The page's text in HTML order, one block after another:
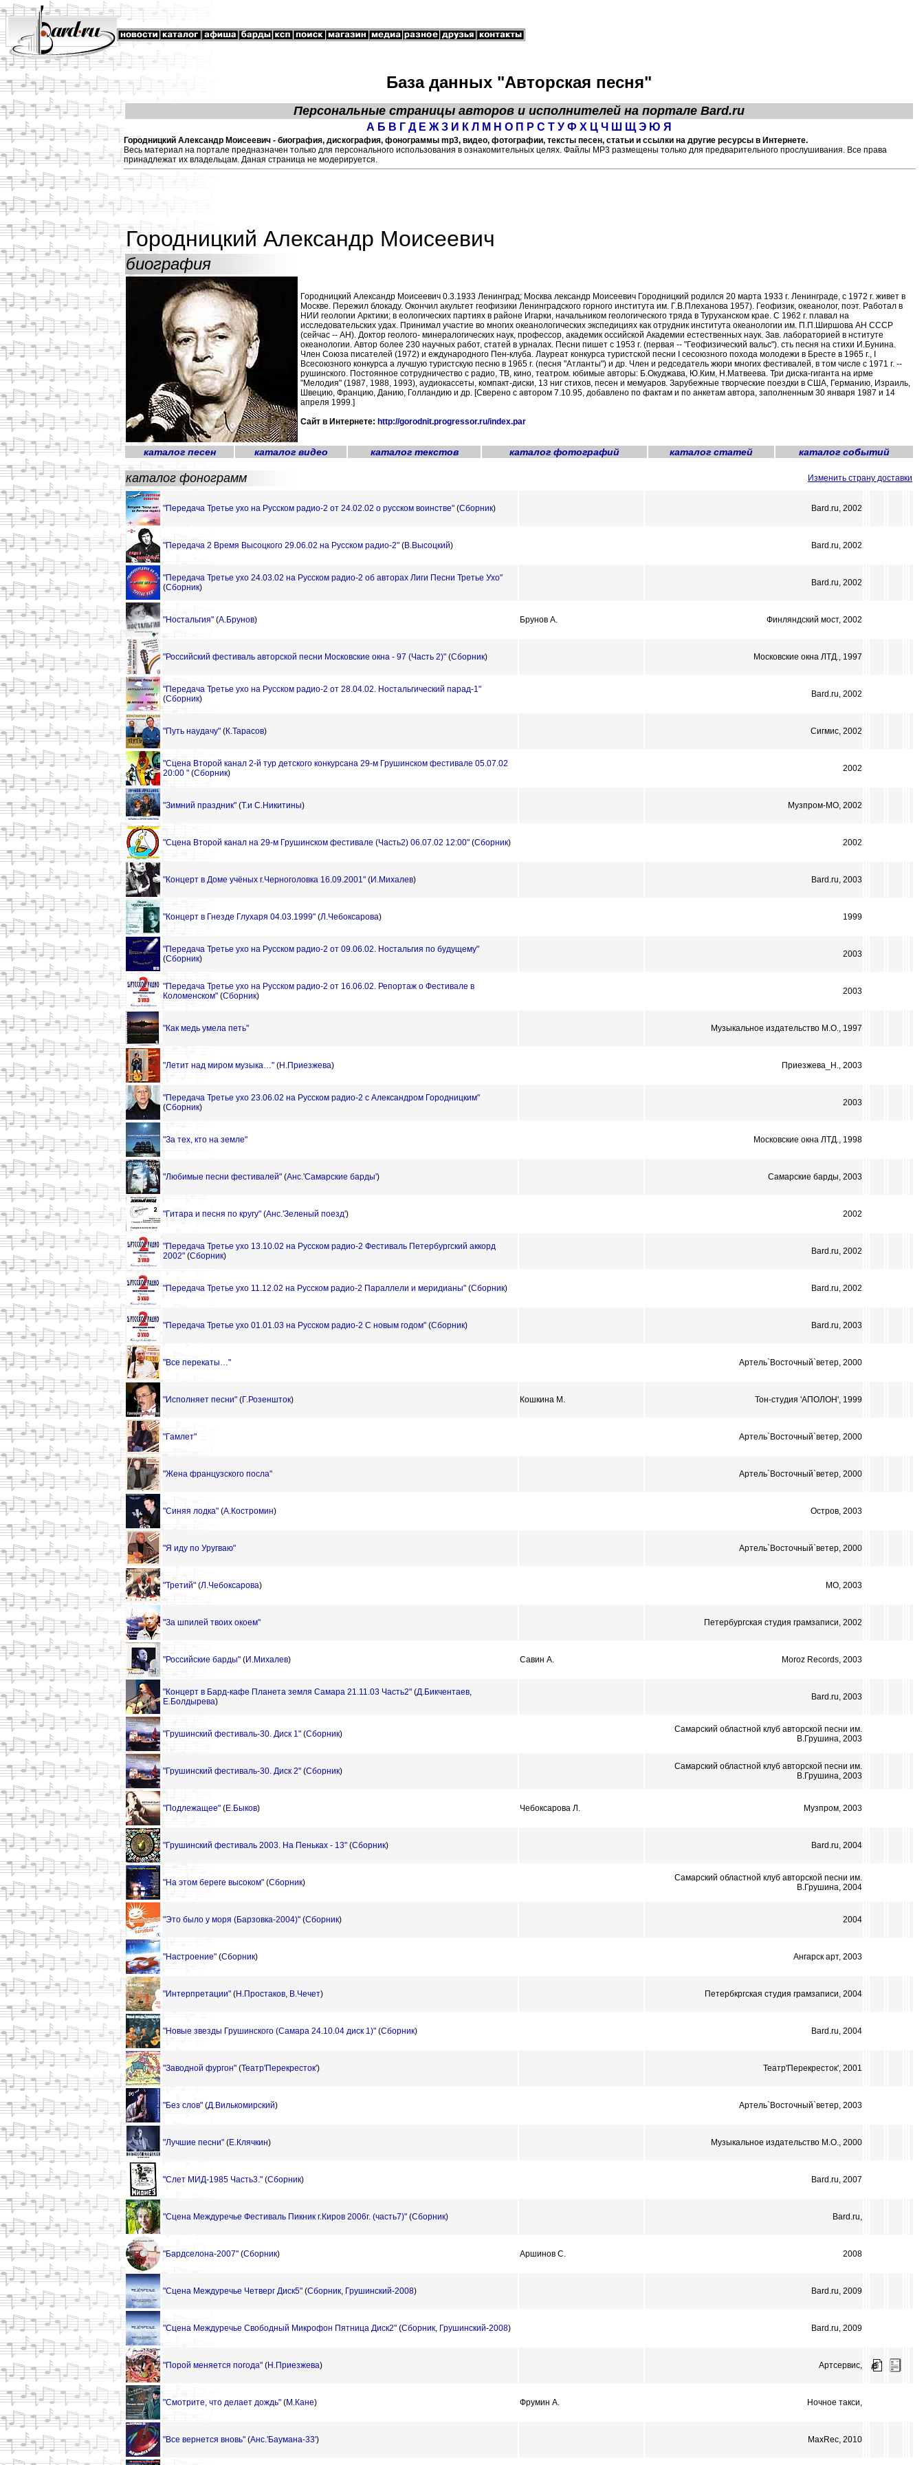
База данных "Авторская песня"
Персональные страницы авторов и исполнителей на портале Bard.ru
А Б В Г Д Е Ж З И К Л М Н О П Р С Т У Ф Х Ц Ч Ш Щ Э Ю Я
Городницкий Александр Моисеевич - биография, дискография, фонограммы mp3, видео, фотографии, тексты песен, статьи и ссылки на другие ресурсы в Интернете.
Весь материал на портале предназначен только для персонального использования в ознакомительных целях. Файлы МР3 размещены только для предварительного прослушивания. Все права
принадлежат их владельцам. Даная страница не модерируется.
Городницкий Александр Моисеевич
биография
Городницкий Александр Моисеевич 0.3.1933 Ленинград; Москва лександр Моисеевич Городницкий родился 20 марта 1933 г. Ленинграде, с 1972 г. живет в
Москве. Пережил блокаду. Окончил акультет геофизики Ленинградского горного института им. Г.В.Плеханова 1957). Геофизик, океанолог, поэт. Работал в
НИИ геологии Арктики; в еологических партиях в районе Игарки, начальником геологического тряда в Туруханском крае. С 1962 г. плавал на
исследовательских удах. Принимал участие во многих океанологических экспедициях как отрудник института океанологии им. П.П.Ширшова АН СССР
(сейчас -- АН). Доктор геолого- минералогических наук, профессор, академик оссийской Академии естественных наук. Зав. лабораторией в нституте
океанологии. Автор более 230 научных работ, статей в урналах. Песни пишет с 1953 г. (первая -- "Геофизический вальс"). сть песня на стихи И.Бунина.
Член Союза писателей (1972) и еждународного Пен-клуба. Лауреат конкурса туристской песни I сесоюзного похода молодежи в Бресте в 1965 г., I
Всесоюзного конкурса а лучшую туристскую песню в 1965 г. (песня "Атланты") и др. Член и редседатель жюри многих фестивалей, в том числе с 1971 г. --
рушинского. Постоянное сотрудничество с радио, ТВ, кино, театром. юбимые авторы: Б.Окуджава, Ю.Ким, Н.Матвеева. Три диска-гиганта на ирме
"Мелодия" (1987, 1988, 1993), аудиокассеты, компакт-диски, 13 ниг стихов, песен и мемуаров. Зарубежные творческие поездки в США, Германию, Израиль,
Швецию, Францию, Данию, Голландию и др. [Сверено с автором 7.10.95, добавлено по фактам и по анкетам автора, заполненным 30 января 1987 и 14
апреля 1999.]
Сайт в Интернете: http://gorodnit.progressor.ru/index.par
каталог песен каталог видео каталог текстов каталог фотографий каталог статей каталог событий
каталог фонограмм Изменить страну доставки
"Передача Третье ухо на Русском радио-2 от 24.02.02 о русском воинстве" (Сборник) Bard.ru, 2002
"Передача 2 Время Высоцкого 29.06.02 на Русском радио-2" (В.Высоцкий) Bard.ru, 2002
"Передача Третье ухо 24.03.02 на Русском радио-2 об авторах Лиги Песни Третье Ухо"
(Сборник) Bard.ru, 2002
"Ностальгия" (А.Брунов) Брунов А. Финляндский мост, 2002
"Российский фестиваль авторской песни Московские окна - 97 (Часть 2)" (Сборник) Московские окна ЛТД., 1997
"Передача Третье ухо на Русском радио-2 от 28.04.02. Ностальгический парад-1"
(Сборник) Bard.ru, 2002
"Путь наудачу" (К.Тарасов) Сигмис, 2002
"Сцена Второй канал 2-й тур детского конкурсана 29-м Грушинском фестивале 05.07.02
20:00 " (Сборник) 2002
"Зимний праздник" (Т.и С.Никитины) Музпром-МО, 2002
"Сцена Второй канал на 29-м Грушинском фестивале (Часть2) 06.07.02 12:00" (Сборник) 2002
"Концерт в Доме учёных г.Черноголовка 16.09.2001" (И.Михалев) Bard.ru, 2003
"Концерт в Гнезде Глухаря 04.03.1999" (Л.Чебоксарова) 1999
"Передача Третье ухо на Русском радио-2 от 09.06.02. Ностальгия по будущему"
(Сборник) 2003
"Передача Третье ухо на Русском радио-2 от 16.06.02. Репортаж о Фестивале в
Коломенском" (Сборник) 2003
"Как медь умела петь" Музыкальное издательство М.О., 1997
"Летит над миром музыка…" (Н.Приезжева) Приезжева_Н., 2003
"Передача Третье ухо 23.06.02 на Русском радио-2 с Александром Городницким"
(Сборник) 2003
"За тех, кто на земле" Московские окна ЛТД., 1998
"Любимые песни фестивалей" (Анс.'Самарские барды') Самарские барды, 2003
"Гитара и песня по кругу" (Анс.'Зеленый поезд') 2002
"Передача Третье ухо 13.10.02 на Русском радио-2 Фестиваль Петербургский аккорд
2002" (Сборник) Bard.ru, 2002
"Передача Третье ухо 11.12.02 на Русском радио-2 Параллели и меридианы" (Сборник) Bard.ru, 2002
"Передача Третье ухо 01.01.03 на Русском радио-2 С новым годом" (Сборник) Bard.ru, 2003
"Все перекаты…" Артель`Восточный`ветер, 2000
"Исполняет песни" (Г.Розеншток) Кошкина М. Тон-студия 'АПОЛОН', 1999
"Гамлет" Артель`Восточный`ветер, 2000
"Жена французского посла" Артель`Восточный`ветер, 2000
"Синяя лодка" (А.Костромин) Остров, 2003
"Я иду по Уругваю" Артель`Восточный`ветер, 2000
"Третий" (Л.Чебоксарова) МО, 2003
"За шпилей твоих окоем" Петербургская студия грамзаписи, 2002
"Российские барды" (И.Михалев) Савин А. Moroz Records, 2003
"Концерт в Бард-кафе Планета земля Самара 21.11.03 Часть2" (Д.Бикчентаев,
Е.Болдырева) Bard.ru, 2003
"Грушинский фестиваль-30. Диск 1" (Сборник)
Самарский областной клуб авторской песни им.
В.Грушина, 2003
"Грушинский фестиваль-30. Диск 2" (Сборник)
Самарский областной клуб авторской песни им.
В.Грушина, 2003
"Подлежащее" (Е.Быков) Чебоксарова Л. Музпром, 2003
"Грушинский фестиваль 2003. На Пеньках - 13" (Сборник) Bard.ru, 2004
"На этом береге высоком" (Сборник)
Самарский областной клуб авторской песни им.
В.Грушина, 2004
"Это было у моря (Барзовка-2004)" (Сборник) 2004
"Настроение" (Сборник) Ангарск арт, 2003
"Интерпретации" (Н.Простаков, В.Чечет) Петербкргская студия грамзаписи, 2004
"Новые звезды Грушинского (Самара 24.10.04 диск 1)" (Сборник) Bard.ru, 2004
"Заводной фургон" (Театр'Перекресток') Театр'Перекресток', 2001
"Без слов" (Д.Вилькомирский) Артель`Восточный`ветер, 2003
"Лучшие песни" (Е.Клячкин) Музыкальное издательство М.О., 2000
"Слет МИД-1985 Часть3." (Сборник) Bard.ru, 2007
"Сцена Междуречье Фестиваль Пикник г.Киров 2006г. (часть7)" (Сборник) Bard.ru,
"Бардселона-2007" (Сборник) Аршинов С. 2008
"Сцена Междуречье Четверг Диск5" (Сборник, Грушинский-2008) Bard.ru, 2009
"Сцена Междуречье Свободный Микрофон Пятница Диск2" (Сборник, Грушинский-2008) Bard.ru, 2009
"Порой меняется погода" (Н.Приезжева) Артсервис,
"Смотрите, что делает дождь" (М.Кане) Фрумин А. Ночное такси,
"Все вернется вновь" (Анс.'Баумана-33') MaxRec, 2010